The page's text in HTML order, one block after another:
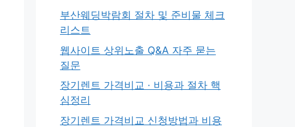
부산웨딩박람회 절차 및 준비물 체크
리스트
웹사이트 상위노출 Q&A 자주 묻는
질문
장기렌트 가격비교 · 비용과 절차 핵
심정리
장기렌트 가격비교 신청방법과 비용